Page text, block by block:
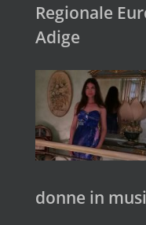
Regionale
Adige
donne in